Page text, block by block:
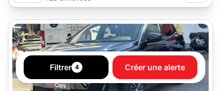
Filtrer 4 Créer une alerte